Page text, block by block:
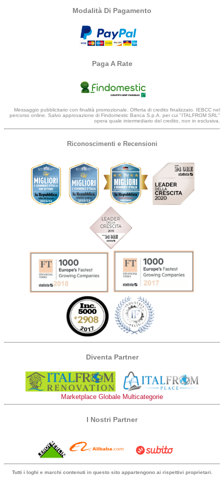
Modalità Di Pagamento
Paga A Rate
Messaggio pubblicitario con finalità promozionale. Offerta di credito finalizzato. IEBCC nel
percorso online. Salvo approvazione di Findomestic Banca S.p.A. per cui "ITALFROM SRL"
opera quale intermediario del credito, non in esclusiva.
Riconoscimenti e Recensioni
Diventa Partner
Marketplace Globale Multicategorie
I Nostri Partner
Tutti i loghi e marchi contenuti in questo sito appartengono ai rispettivi proprietari.